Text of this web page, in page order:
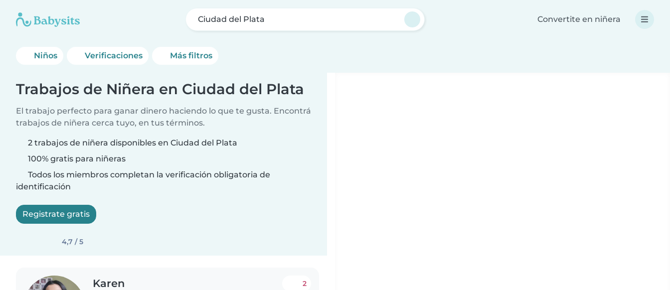
Ciudad del Plata Convertite en niñera
Niños Verificaciones Más filtros
Trabajos de Niñera en Ciudad del Plata
El trabajo perfecto para ganar dinero haciendo lo que te gusta. Encontrá
trabajos de niñera cerca tuyo, en tus términos.
2 trabajos de niñera disponibles en Ciudad del Plata
100% gratis para niñeras
Todos los miembros completan la verificación obligatoria de
identificación
Registrate gratis
4,7 / 5
Karen 2